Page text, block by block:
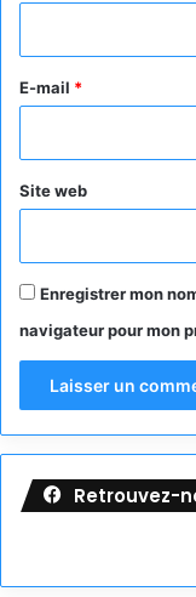
e
E-mail *
Site web
Enregistrer mon
navigateur pour mon
Retrouvez-